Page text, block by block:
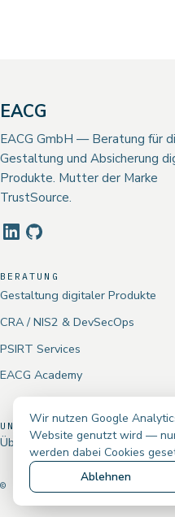
EACG
EACG GmbH — Beratung für
Gestaltung und Absicherung
Produkte. Mutter der Marke
TrustSource.
BERATUNG
Gestaltung digitaler Produkte
CRA / NIS2 & DevSecOps
PSIRT Services
EACG Academy
UNTERNEHMEN
Über unsImpressumDatenschutz
© 2016–2026 EACG GMBH
Wir nutzen Google
Website genutzt wird —
werden dabei Cookies
Ablehnen